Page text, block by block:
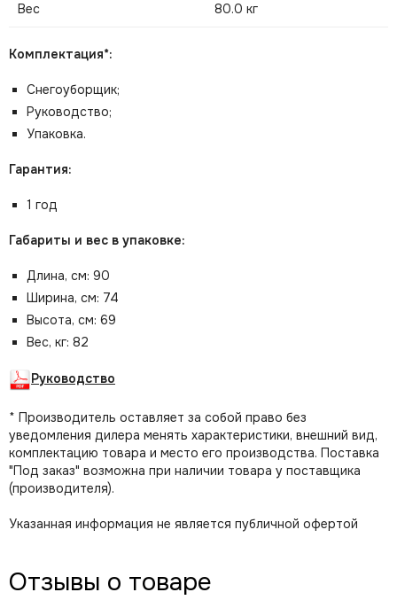
Вес 80.0 кг
Комплектация*:
Снегоуборщик;
Руководство;
Упаковка.
Гарантия:
1 год
Габариты и вес в упаковке:
Длина, см: 90
Ширина, см: 74
Высота, см: 69
Вес, кг: 82
Руководство
* Производитель оставляет за собой право без
уведомления дилера менять характеристики, внешний вид,
комплектацию товара и место его производства. Поставка
"Под заказ" возможна при наличии товара у поставщика
(производителя).
Указанная информация не является публичной офертой
Отзывы о товаре